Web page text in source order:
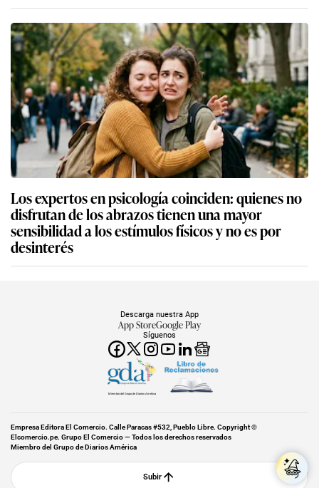
Los expertos en psicología coinciden: quienes no
disfrutan de los abrazos tienen una mayor
sensibilidad a los estímulos físicos y no es por
desinterés
Síguenos
Descarga nuestra App
App StoreGoogle Play
Miembro del Grupo de Diarios América
Empresa Editora El Comercio. Calle Paracas #532, Pueblo Libre. Copyright ©
Elcomercio.pe. Grupo El Comercio — Todos los derechos reservados
Miembro del Grupo de Diarios América
Subir